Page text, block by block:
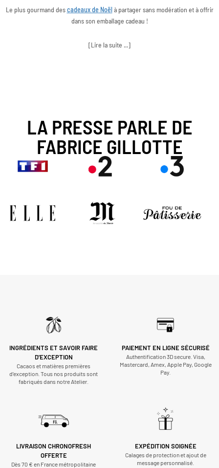
Le plus gourmand descadeaux de Noëlà partager sans modération et à offrir
dans son emballage cadeau !
[Lire la suite ...]
LA PRESSE PARLE DE
FABRICE GILLOTTE
INGRÉDIENTS ET SAVOIR FAIRE
D'EXCEPTION
Cacaos et matières premières
d’exception. Tous nos produits sont
fabriqués dans notre Atelier.
PAIEMENT EN LIGNE SÉCURISÉ
Authentification 3D secure. Visa,
Mastercard, Amex, Apple Pay, Google
Pay.
LIVRAISON CHRONOFRESH
OFFERTE
Dès 70 € en France métropolitaine
EXPÉDITION SOIGNÉE
Calages de protection et ajout de
message personnalisé.